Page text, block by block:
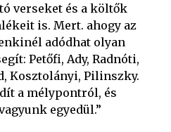
verseket és a költők
is. Mert. ahogy az
adódhat olyan
Petőfi, Ady, Radnóti,
Kosztolányi, Pilinszky.
a mélypontról, és
egyedül.”